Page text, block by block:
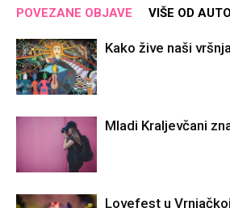
POVEZANE OBJAVE VIŠE OD
Kako žive naši
Mladi Kraljevčani
Lovefest u